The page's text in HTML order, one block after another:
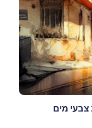
צבעי מים